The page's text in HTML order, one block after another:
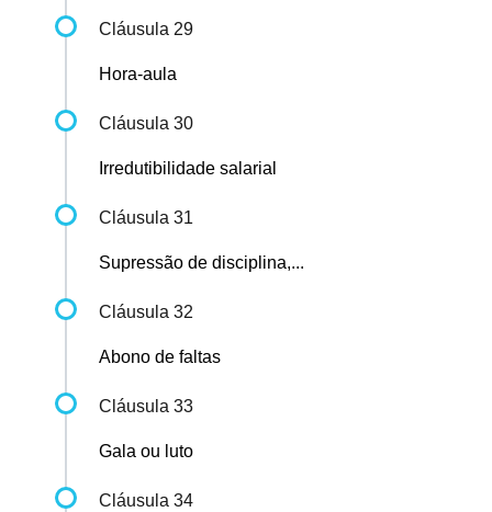
Cláusula 29
Hora-aula
Cláusula 30
Irredutibilidade salarial
Cláusula 31
Supressão de disciplina,...
Cláusula 32
Abono de faltas
Cláusula 33
Gala ou luto
Cláusula 34